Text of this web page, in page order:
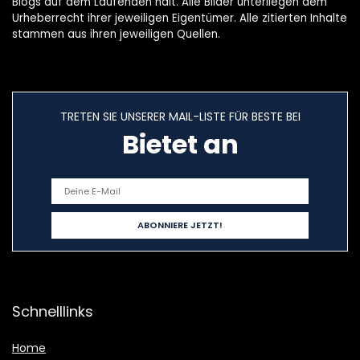
Urheberrecht ihrer jeweiligen Eigentümer. Alle zitierten Inhalte
stammen aus ihren jeweiligen Quellen.
TRETEN SIE UNSERER MAIL-LISTE FÜR BESTE BEI
Bietet an
Schnelllinks
Home